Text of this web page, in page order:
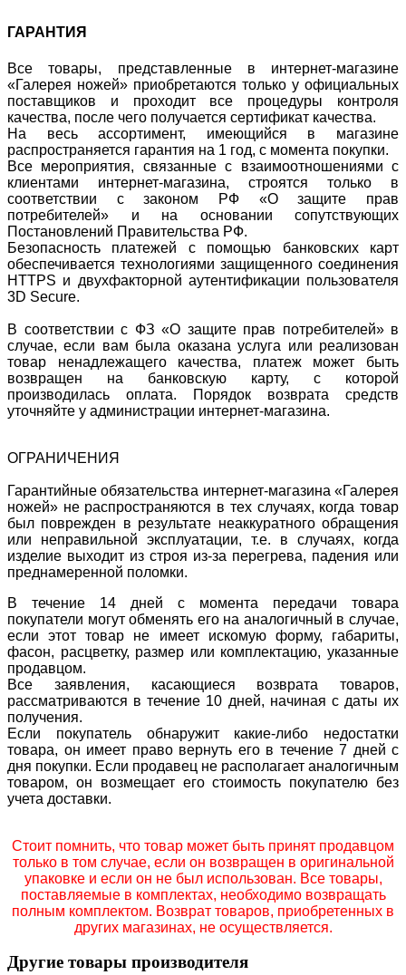
ГАРАНТИЯ
Все товары, представленные в интернет-магазине
«Галерея ножей» приобретаются только у официальных
поставщиков и проходит все процедуры контроля
качества, после чего получается сертификат качества.
На весь ассортимент, имеющийся в магазине
распространяется гарантия на 1 год, с момента покупки.
Все мероприятия, связанные с взаимоотношениями с
клиентами интернет-магазина, строятся только в
соответствии с законом РФ «О защите прав
потребителей» и на основании сопутствующих
Постановлений Правительства РФ.
Безопасность платежей с помощью банковских карт
обеспечивается технологиями защищенного соединения
HTTPS и двухфакторной аутентификации пользователя
3D Secure.
В соответствии с ФЗ «О защите прав потребителей» в
случае, если вам была оказана услуга или реализован
товар ненадлежащего качества, платеж может быть
возвращен на банковскую карту, с которой
производилась оплата. Порядок возврата средств
уточняйте у администрации интернет-магазина.
ОГРАНИЧЕНИЯ
Гарантийные обязательства интернет-магазина «Галерея
ножей» не распространяются в тех случаях, когда товар
был поврежден в результате неаккуратного обращения
или неправильной эксплуатации, т.е. в случаях, когда
изделие выходит из строя из-за перегрева, падения или
преднамеренной поломки.
В течение 14 дней с момента передачи товара
покупатели могут обменять его на аналогичный в случае,
если этот товар не имеет искомую форму, габариты,
фасон, расцветку, размер или комплектацию, указанные
продавцом.
Все заявления, касающиеся возврата товаров,
рассматриваются в течение 10 дней, начиная с даты их
получения.
Если покупатель обнаружит какие-либо недостатки
товара, он имеет право вернуть его в течение 7 дней с
дня покупки. Если продавец не располагает аналогичным
товаром, он возмещает его стоимость покупателю без
учета доставки.
Стоит помнить, что товар может быть принят продавцом
только в том случае, если он возвращен в оригинальной
упаковке и если он не был использован. Все товары,
поставляемые в комплектах, необходимо возвращать
полным комплектом. Возврат товаров, приобретенных в
других магазинах, не осуществляется.
Другие товары производителя